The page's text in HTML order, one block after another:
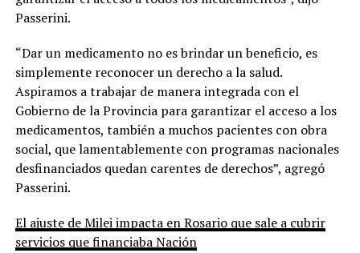
Passerini.
“Dar un medicamento no es brindar un beneficio, es
simplemente reconocer un derecho a la salud.
Aspiramos a trabajar de manera integrada con el
Gobierno de la Provincia para garantizar el acceso a los
medicamentos, también a muchos pacientes con obra
social, que lamentablemente con programas nacionales
desfinanciados quedan carentes de derechos”, agregó
Passerini.
El ajuste de Milei impacta en Rosario que sale a cubrir
servicios que financiaba Nación